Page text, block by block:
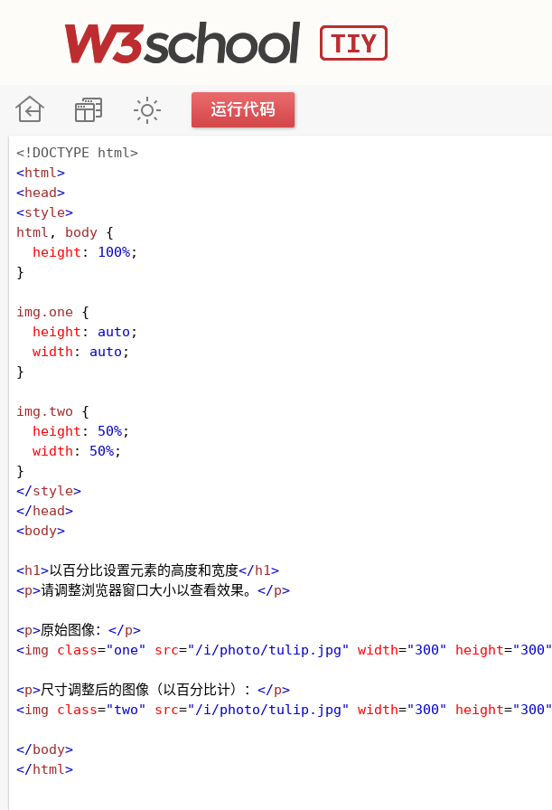
<!DOCTYPE html>
<html>
<head>
<style>
html , body {
height : 100%;
}
img .one {
height : auto ;
width : auto ;
}
img .two {
height : 50%;
width : 50%;
}
</style>
</head>
<body>
<h1>以百分比设置元素的高度和宽度</h1>
<p>请调整浏览器窗口大小以查看效果。 </p>
<p>原始图像： </p>
<img class="one" src="/i/photo/tulip.jpg" width="300" height="300"
<p>尺寸调整后的图像（以百分比计）： </p>
<img class="two" src="/i/photo/tulip.jpg" width="300" height="300"
</body>
</html>